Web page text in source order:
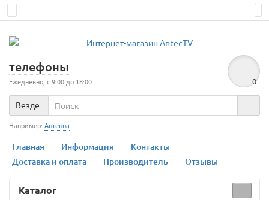
телефоны
Ежедневно, с 9:00 до 18:00 0
Везде
Например: Антенна
Главная Информация
Контакты
Доставка и оплата
Производитель Отзывы
Каталог